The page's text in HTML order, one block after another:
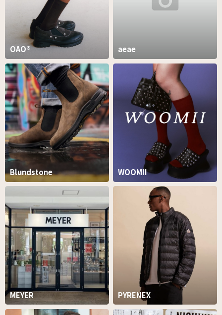
OAO®︎ aeae
Blundstone WOOMII
MEYER PYRENEX